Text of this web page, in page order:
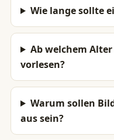
Wie lange sollte
Ab welchem
vorlesen?
Warum sollen
aus sein?